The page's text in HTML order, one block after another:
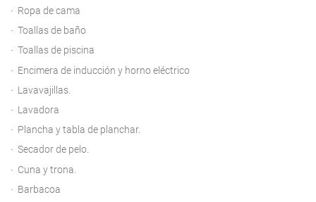
Ropa de cama
Toallas de baño
Toallas de piscina
Encimera de inducción y horno eléctrico
Lavavajillas.
Lavadora
Plancha y tabla de planchar.
Secador de pelo.
Cuna y trona.
Barbacoa